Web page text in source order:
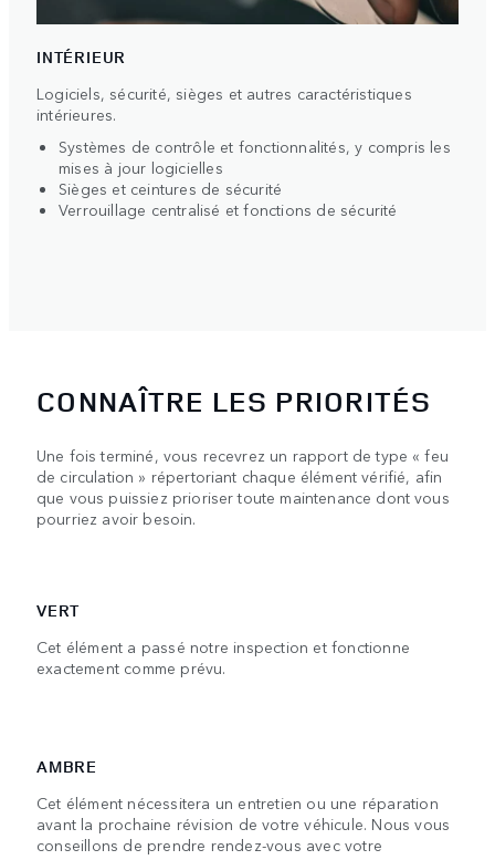
INTÉRIEUR
Logiciels, sécurité, sièges et autres caractéristiques
intérieures.
Systèmes de contrôle et fonctionnalités, y compris les
mises à jour logicielles
Sièges et ceintures de sécurité
Verrouillage centralisé et fonctions de sécurité
CONNAÎTRE LES PRIORITÉS
Une fois terminé, vous recevrez un rapport de type « feu
de circulation » répertoriant chaque élément vérifié, afin
que vous puissiez prioriser toute maintenance dont vous
pourriez avoir besoin.
VERT
Cet élément a passé notre inspection et fonctionne
exactement comme prévu.
AMBRE
Cet élément nécessitera un entretien ou une réparation
avant la prochaine révision de votre véhicule. Nous vous
conseillons de prendre rendez-vous avec votre